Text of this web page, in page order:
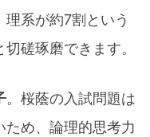
理系が約7割という
磋琢磨できます。​
。桜蔭の入試問題は
め、論理的思考力